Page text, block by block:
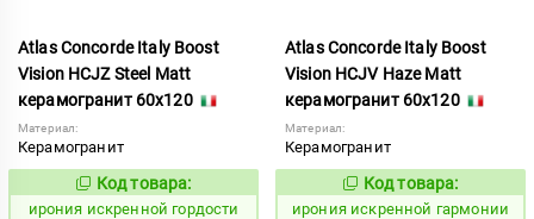
Atlas Concorde Italy Boost
Vision HCJZ Steel Matt
керамогранит 60x120
Материал:
Керамогранит
1098268
Код товара:
ирония искренной гордости
Atlas Concorde Italy Boost
Vision HCJV Haze Matt
керамогранит 60x120
Материал:
Керамогранит
1098266
Код товара:
ирония искренной гармонии